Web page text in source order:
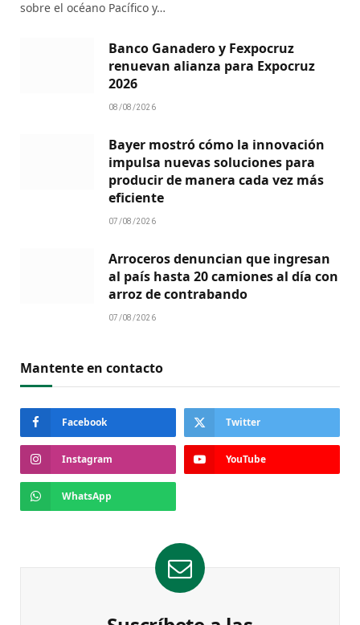
sobre el océano Pacífico y…
Banco Ganadero y Fexpocruz
renuevan alianza para Expocruz
2026
08/08/2026
Bayer mostró cómo la innovación
impulsa nuevas soluciones para
producir de manera cada vez más
eficiente
07/08/2026
Arroceros denuncian que ingresan
al país hasta 20 camiones al día con
arroz de contrabando
07/08/2026
Mantente en contacto
Facebook Twitter
Instagram YouTube
WhatsApp